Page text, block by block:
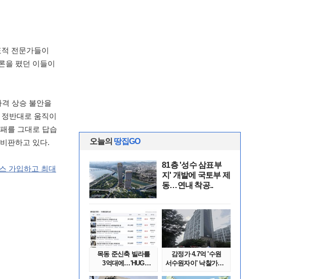
전문가들이
을 폈던 이들이
상승 불안을
반대로 움직이
를 그대로 답습
판하고 있다.
가입하고 최대
오늘의 땅집GO
81층 '성수 삼표부
지' 개발에 국토부 제
동…연내 착공..
목동 준신축 빌라를
3억대에…'HUG
감정가 4.7억 '수원
서수원자이' 낙찰가는?